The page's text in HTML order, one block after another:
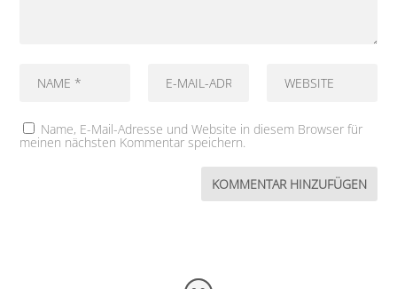
Name, E-Mail-Adresse und Website in diesem Browser für
meinen nächsten Kommentar speichern.